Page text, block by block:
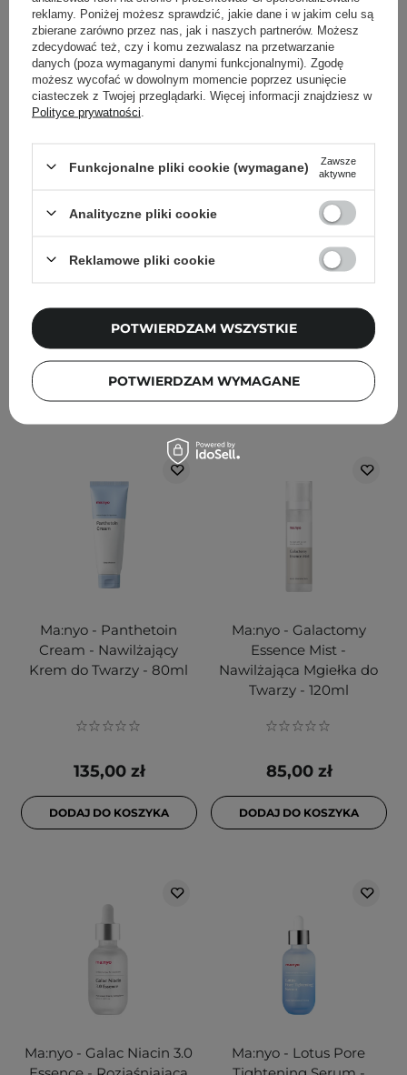
Ma:nyo - Our Vegan
Foam - Łagodząca
Pianka do Oczyszczania
120ml
54,00 zł
DODAJ DO KOSZYKA
Ma:nyo - Deep Pore
Oczyszczająca Pianka do
Mycia Twarzy - 150ml
76,00 zł
60,00 zł
DODAJ DO KOSZYKA
Ma:nyo - Panthetoin
Cream - Nawilżający
Krem do Twarzy - 80ml
135,00 zł
DODAJ DO KOSZYKA
Ma:nyo - Galactomy
Essence Mist -
Nawilżająca Mgiełka do
Twarzy - 120ml
85,00 zł
DODAJ DO KOSZYKA
Ma:nyo - Galac Niacin 3.0
Ma:nyo - Lotus Pore
reklamy. Poniżej możesz sprawdzić, jakie dane i w jakim celu są
zbierane zarówno przez nas, jak i naszych partnerów. Możesz
zdecydować też, czy i komu zezwalasz na przetwarzanie
danych (poza wymaganymi danymi funkcjonalnymi). Zgodę
możesz wycofać w dowolnym momencie poprzez usunięcie
ciasteczek z Twojej przeglądarki. Więcej informacji znajdziesz w
Polityce prywatności
Funkcjonalne pliki cookie (wymagane)
Zawsze
aktywne
Analityczne pliki cookie
Reklamowe pliki cookie
POTWIERDZAM WYMAGANE
POTWIERDZAM WSZYSTKIE